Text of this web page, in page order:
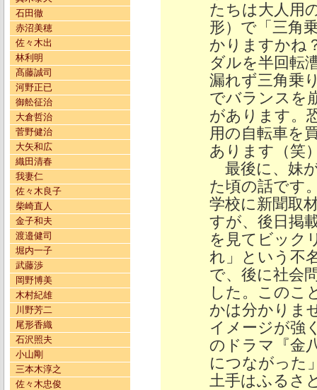
石田徹
赤沼美穂
佐々木出
林利明
髙藤誠司
河野正已
御舩征治
大倉哲治
菅野健治
大矢和広
織田清春
我妻仁
佐々木良子
柴崎直人
金子和夫
渡邉健司
堀内一子
武藤渉
岡野博美
木村紀雄
川野芳二
尾形香織
石沢照夫
小山剛
三本木淳之
佐々木忠俊
たちは大人用
形）で「三角
かりますかね
ダルを半回転
漏れず三角乗
でバランスを
があります。
用の自転車を
あります（笑
最後に、妹
た頃の話です
学校に新聞取
すが、後日掲
を見てビック
れ」という不
で、後に社会
した。このこ
かは分かりま
イメージが強
のドラマ『金
につながった
土手はふるさ